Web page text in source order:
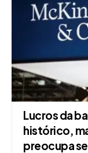
Lucros da
histórico,
preocupa